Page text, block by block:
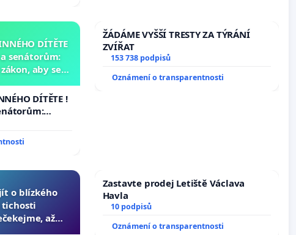
DÍTĚTE
senátorům:
aby se
DÍTĚTE !
aby se
už nemohla
ŽÁDÁME VYŠŠÍ TRESTY ZA TÝRÁNÍ
ZVÍŘAT
153 738 podpisů
Oznámení o transparentnosti
o blízkého
až
Zastavte prodej Letiště Václava
Havla
10 podpisů
Oznámení o transparentnosti